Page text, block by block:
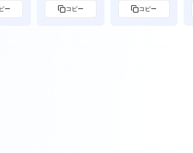
ー コピー コピー